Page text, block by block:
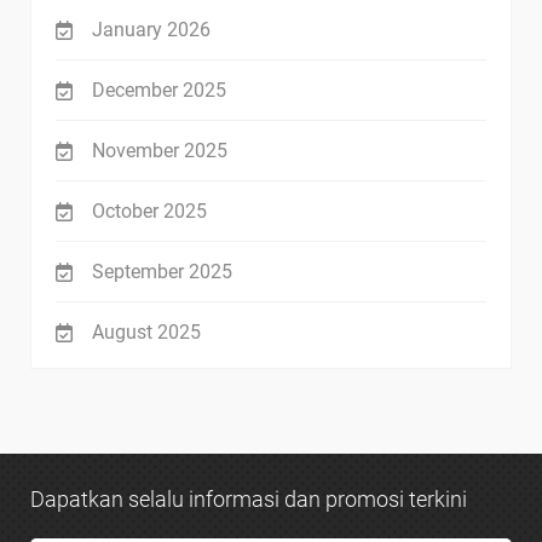
January 2026
December 2025
November 2025
October 2025
September 2025
August 2025
Dapatkan selalu informasi dan promosi terkini